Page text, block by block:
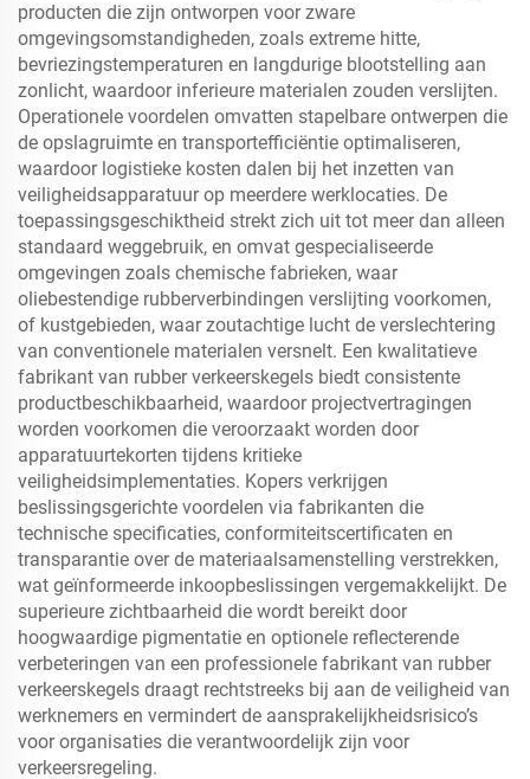
producten die zijn ontworpen voor zware
omgevingsomstandigheden, zoals extreme hitte,
bevriezingstemperaturen en langdurige blootstelling aan
zonlicht, waardoor inferieure materialen zouden verslijten.
Operationele voordelen omvatten stapelbare ontwerpen die
de opslagruimte en transportefficiëntie optimaliseren,
waardoor logistieke kosten dalen bij het inzetten van
veiligheidsapparatuur op meerdere werklocaties. De
toepassingsgeschiktheid strekt zich uit tot meer dan alleen
standaard weggebruik, en omvat gespecialiseerde
omgevingen zoals chemische fabrieken, waar
oliebestendige rubberverbindingen verslijting voorkomen,
of kustgebieden, waar zoutachtige lucht de verslechtering
van conventionele materialen versnelt. Een kwalitatieve
fabrikant van rubber verkeerskegels biedt consistente
productbeschikbaarheid, waardoor projectvertragingen
worden voorkomen die veroorzaakt worden door
apparatuurtekorten tijdens kritieke
veiligheidsimplementaties. Kopers verkrijgen
beslissingsgerichte voordelen via fabrikanten die
technische specificaties, conformiteitscertificaten en
transparantie over de materiaalsamenstelling verstrekken,
wat geïnformeerde inkoopbeslissingen vergemakkelijkt. De
superieure zichtbaarheid die wordt bereikt door
hoogwaardige pigmentatie en optionele reflecterende
verbeteringen van een professionele fabrikant van rubber
verkeerskegels draagt rechtstreeks bij aan de veiligheid van
werknemers en vermindert de aansprakelijkheidsrisico’s
voor organisaties die verantwoordelijk zijn voor
verkeersregeling.